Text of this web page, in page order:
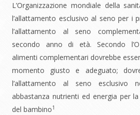
L’Organizzazione mondiale della
l’allattamento esclusivo al seno per i
l’allattamento al seno
secondo anno di età. Secondo
alimenti complementari dovrebbe
momento giusto e adeguato;
l’allattamento al seno esclusivo
abbastanza nutrienti ed energia per
del bambino1